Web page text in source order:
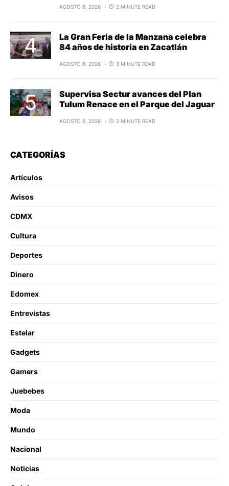
AGOSTO 6, 2026 2 MINUTE READ
La Gran Feria de la Manzana celebra
84 años de historia en Zacatlán
AGOSTO 6, 2026 3 MINUTE READ
Supervisa Sectur avances del Plan
Tulum Renace en el Parque del Jaguar
AGOSTO 6, 2026 2 MINUTE READ
CATEGORÍAS
Artículos
Avisos
CDMX
Cultura
Deportes
Dinero
Edomex
Entrevistas
Estelar
Gadgets
Gamers
Juebebes
Moda
Mundo
Nacional
Noticias